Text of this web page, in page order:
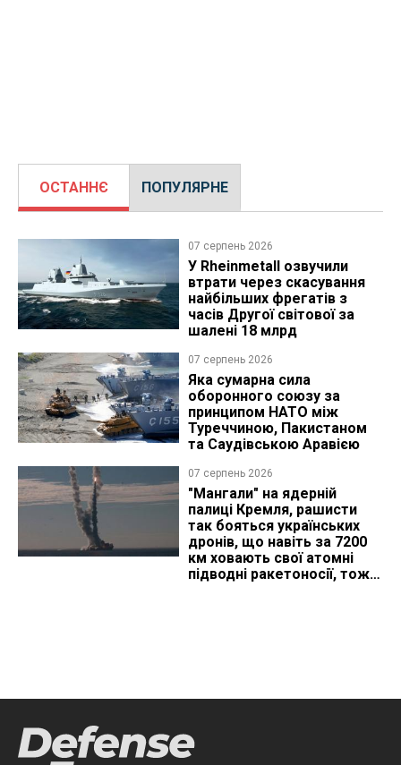
ОСТАННЄ ПОПУЛЯРНЕ
07 серпень 2026
У Rheinmetall озвучили
втрати через скасування
найбільших фрегатів з
часів Другої світової за
шалені 18 млрд
07 серпень 2026
Яка сумарна сила
оборонного союзу за
принципом НАТО між
Туреччиною, Пакистаном
та Саудівською Аравією
07 серпень 2026
"Мангали" на ядерній
палиці Кремля, рашисти
так бояться українських
дронів, що навіть за 7200
км ховають свої атомні
підводні ракетоносії, тож